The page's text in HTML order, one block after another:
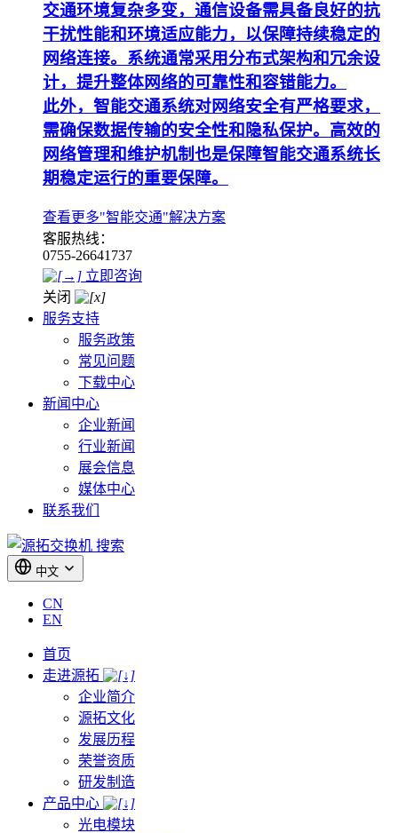
交通环境复杂多变，通信设备需具备良好的抗
干扰性能和环境适应能力，以保障持续稳定的
网络连接。系统通常采用分布式架构和冗余设
计，提升整体网络的可靠性和容错能力。
此外，智能交通系统对网络安全有严格要求，
需确保数据传输的安全性和隐私保护。高效的
网络管理和维护机制也是保障智能交通系统长
期稳定运行的重要保障。
查看更多"智能交通"解决方案
客服热线：
0755-26641737
立即咨询
关闭
服务支持
服务政策
常见问题
下载中心
新闻中心
企业新闻
行业新闻
展会信息
媒体中心
联系我们
搜索
中文
CN
EN
首页
走进源拓
企业简介
源拓文化
发展历程
荣誉资质
研发制造
产品中心
光电模块